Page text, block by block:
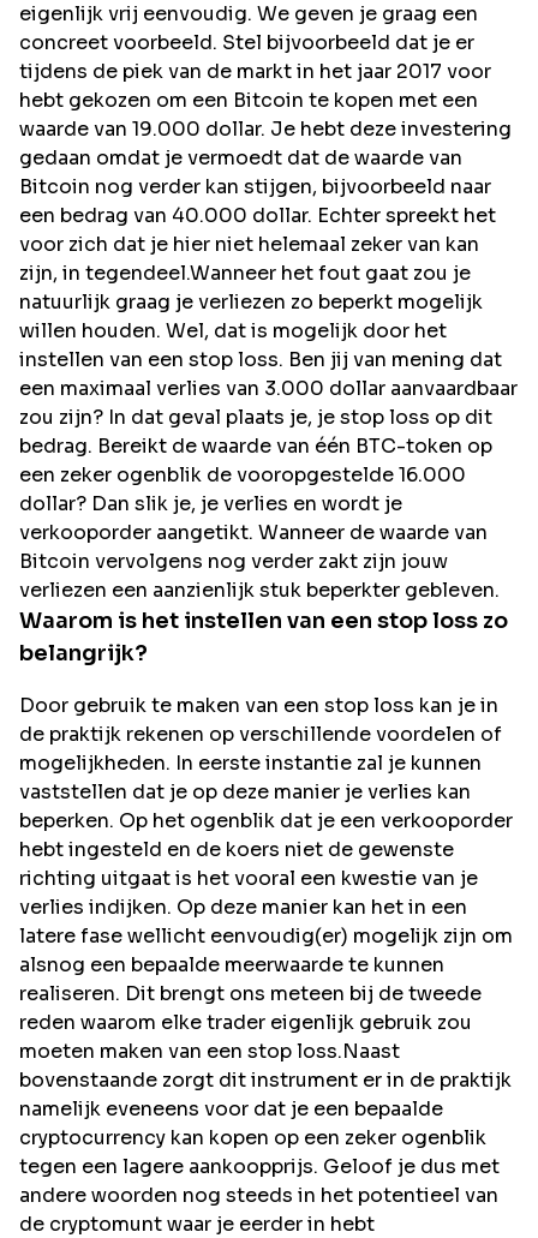
eigenlijk vrij eenvoudig. We geven je graag een
concreet voorbeeld. Stel bijvoorbeeld dat je er
tijdens de piek van de markt in het jaar 2017 voor
hebt gekozen om een Bitcoin te kopen met een
waarde van 19.000 dollar. Je hebt deze investering
gedaan omdat je vermoedt dat de waarde van
Bitcoin nog verder kan stijgen, bijvoorbeeld naar
een bedrag van 40.000 dollar. Echter spreekt het
voor zich dat je hier niet helemaal zeker van kan
zijn, in tegendeel.Wanneer het fout gaat zou je
natuurlijk graag je verliezen zo beperkt mogelijk
willen houden. Wel, dat is mogelijk door het
instellen van een stop loss. Ben jij van mening dat
een maximaal verlies van 3.000 dollar aanvaardbaar
zou zijn? In dat geval plaats je, je stop loss op dit
bedrag. Bereikt de waarde van één BTC-token op
een zeker ogenblik de vooropgestelde 16.000
dollar? Dan slik je, je verlies en wordt je
verkooporder aangetikt. Wanneer de waarde van
Bitcoin vervolgens nog verder zakt zijn jouw
verliezen een aanzienlijk stuk beperkter gebleven.
Waarom is het instellen van een stop loss zo
belangrijk?
Door gebruik te maken van een stop loss kan je in
de praktijk rekenen op verschillende voordelen of
mogelijkheden. In eerste instantie zal je kunnen
vaststellen dat je op deze manier je verlies kan
beperken. Op het ogenblik dat je een verkooporder
hebt ingesteld en de koers niet de gewenste
richting uitgaat is het vooral een kwestie van je
verlies indijken. Op deze manier kan het in een
latere fase wellicht eenvoudig(er) mogelijk zijn om
alsnog een bepaalde meerwaarde te kunnen
realiseren. Dit brengt ons meteen bij de tweede
reden waarom elke trader eigenlijk gebruik zou
moeten maken van een stop loss.Naast
bovenstaande zorgt dit instrument er in de praktijk
namelijk eveneens voor dat je een bepaalde
cryptocurrency kan kopen op een zeker ogenblik
tegen een lagere aankoopprijs. Geloof je dus met
andere woorden nog steeds in het potentieel van
de cryptomunt waar je eerder in hebt